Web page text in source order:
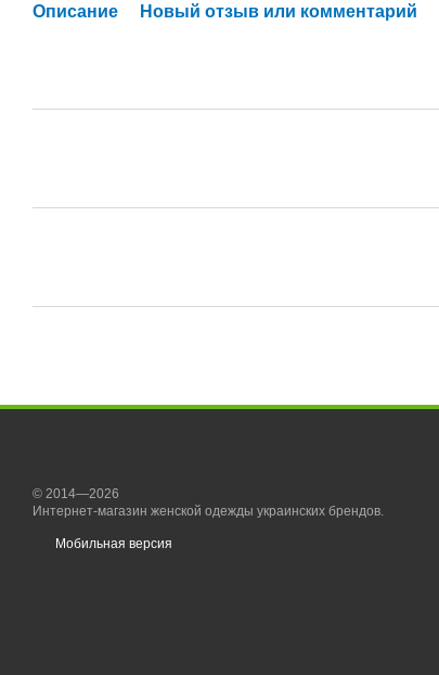
Описание Новый отзыв или комментарий
© 2014—2026
Интернет-магазин женской одежды украинских брендов.
Мобильная версия